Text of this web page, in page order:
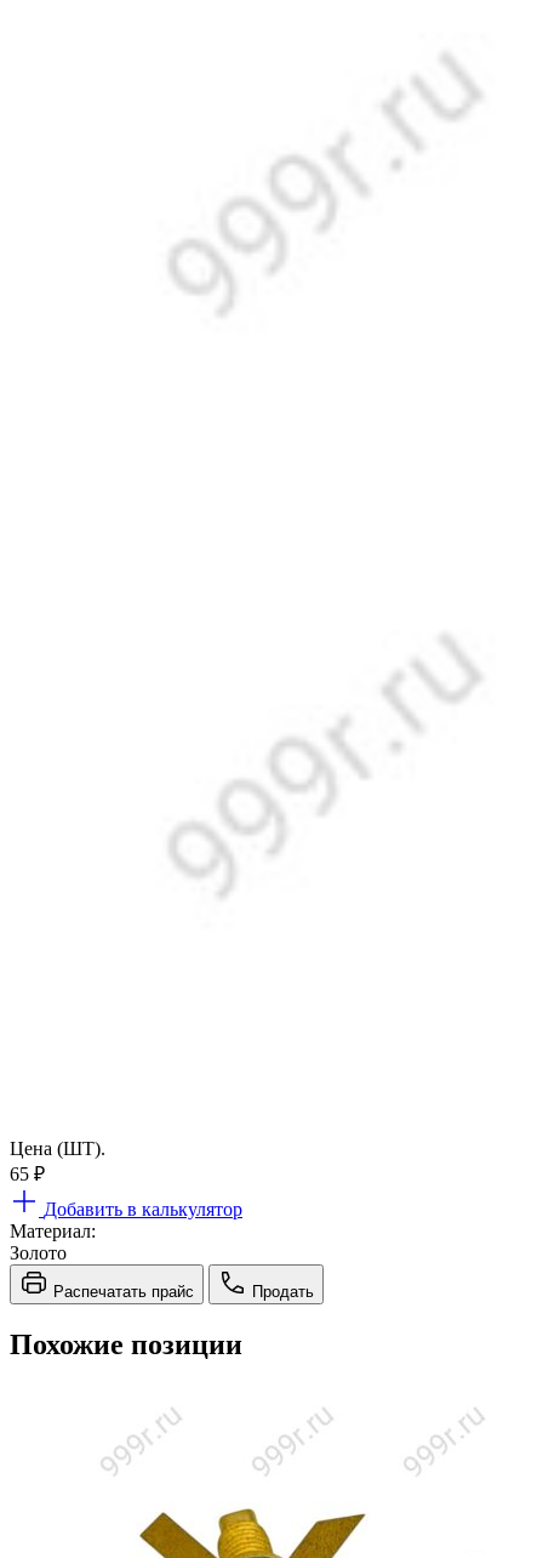
Цена (ШТ).
65 ₽
Добавить в калькулятор
Материал:
Золото
Распечатать прайс Продать
Похожие позиции